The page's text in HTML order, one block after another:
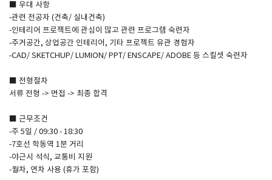
■ 우대 사항
-관련 전공자 (건축/ 실내건축)
-인테리어 프로젝트에 관심이 많고 관련 프로그램 숙련자
-주거공간, 상업공간 인테리어, 기타 프로젝트 유관 경험자
-CAD/ SKETCHUP/ LUMION/ PPT/ ENSCAPE/ ADOBE 등 스킬셋 숙련자
■ 전형절차
서류 전형 -> 면접 -> 최종 합격
■ 근무조건
-주 5일 / 09:30 - 18:30
-7호선 학동역 1분 거리
-야근시 석식, 교통비 지원
-월차, 연차 사용 (휴가 포함)